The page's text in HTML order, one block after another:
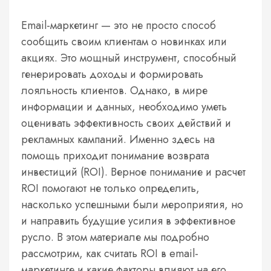
Email-маркетинг — это не просто способ
сообщить своим клиентам о новинках или
акциях. Это мощный инструмент, способный
генерировать доходы и формировать
лояльность клиентов. Однако, в мире
информации и данных, необходимо уметь
оценивать эффективность своих действий и
рекламных кампаний. Именно здесь на
помощь приходит понимание возврата
инвестиций (ROI). Верное понимание и расчет
ROI помогают не только определить,
насколько успешными были мероприятия, но
и направить будущие усилия в эффективное
русло. В этом материале мы подробно
рассмотрим, как считать ROI в email-